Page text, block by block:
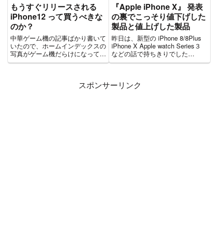
もうすぐリリースされる
iPhone12 って買うべきな
のか？
中華ゲーム機の記事ばかり書いて
いたので、ホームインデックスの
写真がゲーム機だらけになってし
まったので・・・意図的に女の子
しいデバイス好きな方にはあまり
『Apple iPhone X』 発表
の裏でこっそり値下げした
製品と値上げした製品
昨日は、新型の iPhone 8/8Plus
iPhone X Apple watch Series３
などの話で持ちきりでした
が・・・ Appleは新製品発表の
なったならわかりま...
スポンサーリンク